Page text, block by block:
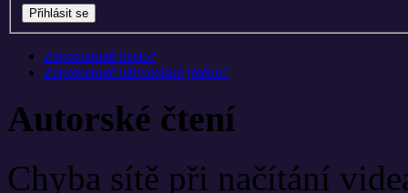
Zapomenuté heslo?
Zapomenuté uživatelské jméno?
Autorské čtení
Chyba sítě při načítání